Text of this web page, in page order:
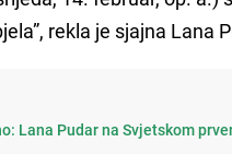
rekla je sjajna Lana
Lana Pudar na Svjetskom